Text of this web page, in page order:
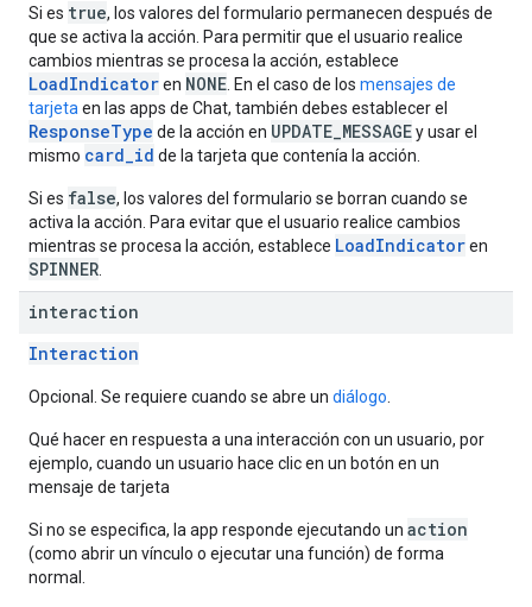
Si es true, los valores del formulario permanecen después de
que se activa la acción. Para permitir que el usuario realice
cambios mientras se procesa la acción, establece
LoadIndicatoren NONE . En el caso de los mensajes de
tarjeta en las apps de Chat, también debes establecer el
ResponseType de la acción en UPDATE_MESSAGEy usar el
mismo card_id de la tarjeta que contenía la acción.
Si es false, los valores del formulario se borran cuando se
activa la acción. Para evitar que el usuario realice cambios
mientras se procesa la acción, establece LoadIndicatoren
SPINNER
interaction
Interaction
Opcional. Se requiere cuando se abre un diálogo
Qué hacer en respuesta a una interacción con un usuario, por
ejemplo, cuando un usuario hace clic en un botón en un
mensaje de tarjeta
Si no se especifica, la app responde ejecutando un action
(como abrir un vínculo o ejecutar una función) de forma
normal.